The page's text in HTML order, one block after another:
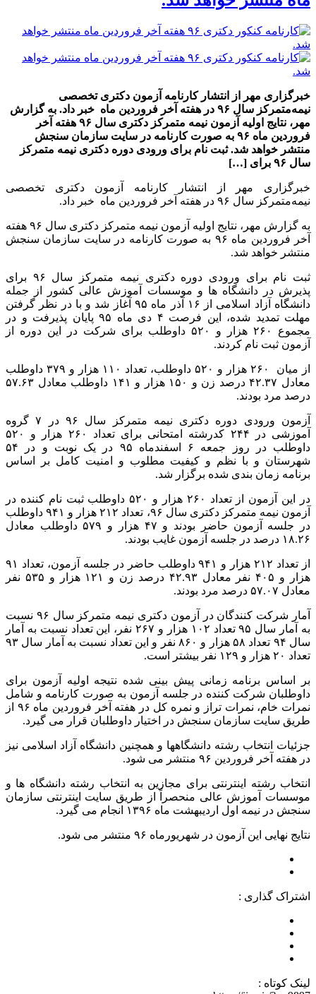
خبرگزاری مهر از انتشار کارنامه آزمون دکتری تخصصی
نیمه‌متمرکز سال ۹۶ در هفته آخر فروردین ماه خبر داد. به گزارش
مهر، نتایج اولیه آزمون نیمه متمرکز دکتری سال ۹۶ هفته آخر
فروردین ماه ۹۶ به صورت کارنامه در سایت سازمان سنجش
منتشر خواهد شد. ثبت نام برای ورودی دوره دکتری نیمه متمرکز
سال ۹۶ برای […]
خبرگزاری مهر از انتشار کارنامه آزمون دکتری تخصصی
نیمه‌متمرکز سال ۹۶ در هفته آخر فروردین ماه خبر داد.
به گزارش مهر، نتایج اولیه آزمون نیمه متمرکز دکتری سال ۹۶ هفته
آخر فروردین ماه ۹۶ به صورت کارنامه در سایت سازمان سنجش
منتشر خواهد شد.
ثبت نام برای ورودی دوره دکتری نیمه متمرکز سال ۹۶ برای
پذیرش در دانشگاه ها و موسسات آموزش عالی کشور از جمله
دانشگاه آزاد اسلامی از ۱۶ آذر ماه ۹۵ آغاز شد و با در نظر گرفتن
مهلت تمدید شده، این فرصت ۴ دی ماه ۹۵ پایان پذیرفت و در
مجموع ۲۶۰ هزار و ۵۲۰ داوطلب برای شرکت در این دوره از
آزمون ثبت نام کردند.
از میان ۲۶۰ هزار و ۵۲۰ داوطلب، تعداد ۱۱۰ هزار و ۳۷۹ داوطلب
معادل ۴۲.۳۷ درصد زن و ۱۵۰ هزار و ۱۴۱ داوطلب معادل ۵۷.۶۳
درصد مرد بودند.
آزمون ورودی دوره دکتری نیمه متمرکز سال ۹۶ در ۷ گروه
آموزشی در ۲۴۴ کدرشته امتحانی برای تعداد ۲۶۰ هزار و ۵۲۰
داوطلب در روز جمعه ۶ اسفندماه ۹۵ در یک نوبت و در ۵۴
شهرستان و با نظم و کیفیت مطلوب و امنیت کامل بر اساس
برنامه زمان بندی شده برگزار شد.
در این آزمون از تعداد ۲۶۰ هزار و ۵۲۰ داوطلب ثبت نام کننده در
آزمون نیمه متمرکز دکتری سال ۹۶، تعداد ۲۱۲ هزار و ۹۴۱ داوطلب
در جلسه آزمون حاضر بودند و ۴۷ هزار و ۵۷۹ داوطلب معادل
۱۸.۲۶ درصد در جلسه آزمون غایب بودند.
از تعداد ۲۱۲ هزار و ۹۴۱ داوطلب حاضر در جلسه آزمون، تعداد ۹۱
هزار و ۴۰۵ نفر معادل ۴۲.۹۳ درصد زن و ۱۲۱ هزار و ۵۳۵ نفر
معادل ۵۷.۰۷ درصد مرد بودند.
آمار شرکت کنندگان در آزمون دکتری نیمه متمرکز سال ۹۶ نسبت
به آمار سال ۹۵ تعداد ۱۰۲ هزار و ۲۶۷ نفر، این تعداد نسبت به آمار
سال ۹۴ تعداد ۵۸ هزار و ۸۶۰ نفر و این تعداد نسبت به آمار سال ۹۳
تعداد ۲۰ هزار و ۱۲۹ نفر بیشتر است.
بر اساس برنامه زمانی پیش بینی شده نتیجه اولیه آزمون برای
داوطلبان شرکت کننده در جلسه آزمون به صورت کارنامه و شامل
نمرات خام، نمرات تراز و نمره کل در هفته آخر فروردین ماه ۹۶ از
طریق سایت سازمان سنجش در اختیار داوطلبان قرار می گیرد.
جزئیات انتخاب رشته دانشگاهها و همچنین دانشگاه آزاد اسلامی نیز
در هفته آخر فروردین ۹۶ منتشر می شود.
انتخاب رشته اینترنتی برای مجازین به انتخاب رشته دانشگاه ها و
موسسات آموزش عالی منحصراً از طریق سایت اینترنتی سازمان
سنجش در نیمه اول اردیبهشت ماه ۱۳۹۶ انجام می گیرد.
نتایج نهایی این آزمون در شهریورماه ۹۶ منتشر می شود.
اشتراک گذاری :
لینک کوتاه :